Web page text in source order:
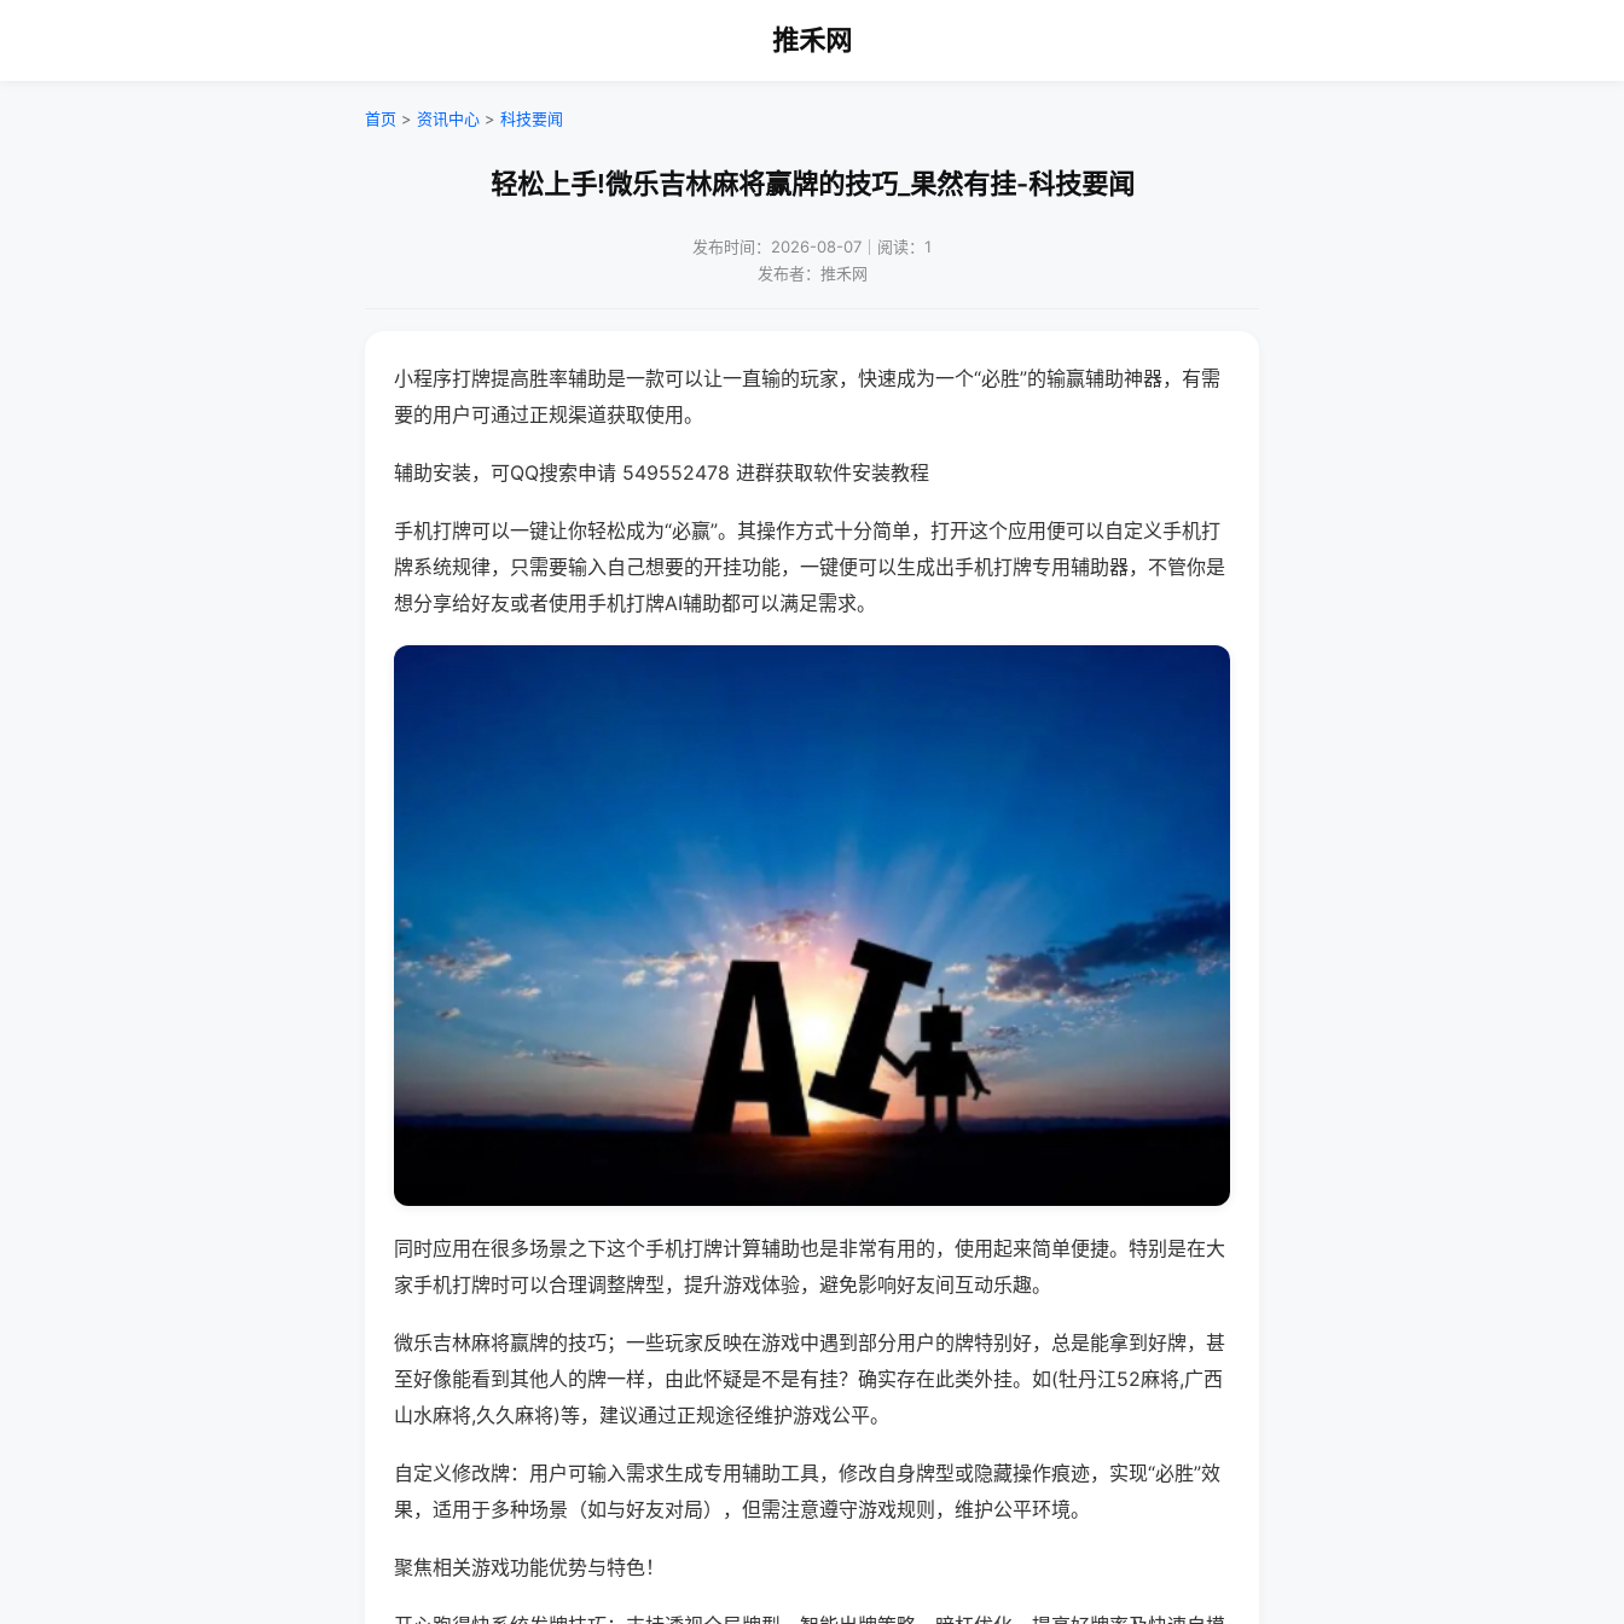
推禾网
首页 > 资讯中心 > 科技要闻
轻松上手!微乐吉林麻将赢牌的技巧_果然有挂-科技要闻
发布时间：2026-08-07｜阅读：1
发布者：推禾网
小程序打牌提高胜率辅助是一款可以让一直输的玩家，快速成为一个“必胜”的输赢辅助神器，有需
要的用户可通过正规渠道获取使用。
辅助安装，可QQ搜索申请 549552478 进群获取软件安装教程
手机打牌可以一键让你轻松成为“必赢”。其操作方式十分简单，打开这个应用便可以自定义手机打
牌系统规律，只需要输入自己想要的开挂功能，一键便可以生成出手机打牌专用辅助器，不管你是
想分享给好友或者使用手机打牌AI辅助都可以满足需求。
同时应用在很多场景之下这个手机打牌计算辅助也是非常有用的，使用起来简单便捷。特别是在大
家手机打牌时可以合理调整牌型，提升游戏体验，避免影响好友间互动乐趣。
微乐吉林麻将赢牌的技巧；一些玩家反映在游戏中遇到部分用户的牌特别好，总是能拿到好牌，甚
至好像能看到其他人的牌一样，由此怀疑是不是有挂？确实存在此类外挂。如(牡丹江52麻将,广西
山水麻将,久久麻将)等，建议通过正规途径维护游戏公平。
自定义修改牌：用户可输入需求生成专用辅助工具，修改自身牌型或隐藏操作痕迹，实现“必胜”效
果，适用于多种场景（如与好友对局），但需注意遵守游戏规则，维护公平环境。
聚焦相关游戏功能优势与特色！